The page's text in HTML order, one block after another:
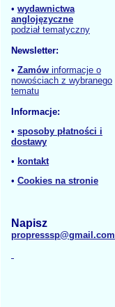
• wydawnictwa
anglojęzyczne
podział tematyczny
Newsletter:
• Zamów informacje o
nowościach z wybranego
tematu
Informacje:
• sposoby płatności i
dostawy
• kontakt
• Cookies na stronie
Napisz
propresssp@gmail.com